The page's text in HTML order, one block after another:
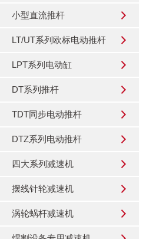
小型直流推杆
LT/UT系列欧标电动推杆
LPT系列电动缸
DT系列推杆
TDT同步电动推杆
DTZ系列电动推杆
四大系列减速机
摆线针轮减速机
涡轮蜗杆减速机